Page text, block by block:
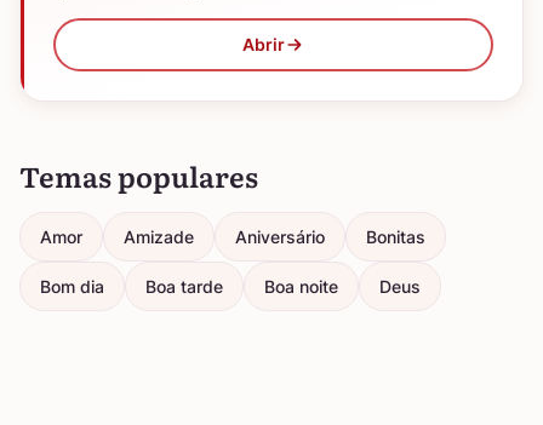
Abrir
Temas populares
Amor Amizade Aniversário Bonitas
Bom dia Boa tarde Boa noite Deus